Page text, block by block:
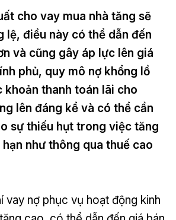
cho vay mua nhà tăng sẽ
lệ, điều này có thể dẫn đến
và cũng gây áp lực lên giá
phủ, quy mô nợ khổng lồ
khoản thanh toán lãi cho
lên đáng kể và có thể cần
sự thiếu hụt trong việc tăng
như thông qua thuế cao
vay nợ phục vụ hoạt động kinh